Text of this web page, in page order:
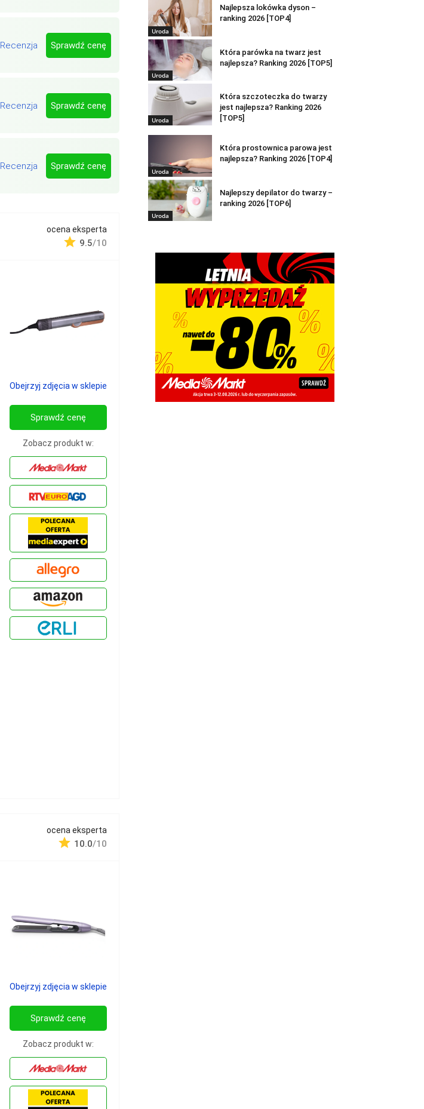
Recenzja Sprawdź cenę
Recenzja Sprawdź cenę
Recenzja Sprawdź cenę
ocena eksperta
9.5/10
Obejrzyj zdjęcia w sklepie
Sprawdź cenę
Zobacz produkt w:
ocena eksperta
10.0/10
Obejrzyj zdjęcia w sklepie
Sprawdź cenę
Zobacz produkt w:
Uroda
Najlepsza lokówka dyson –
ranking 2026 [TOP4]
Uroda
Która parówka na twarz jest
najlepsza? Ranking 2026 [TOP5]
Uroda
Która szczoteczka do twarzy
jest najlepsza? Ranking 2026
[TOP5]
Uroda
Która prostownica parowa jest
najlepsza? Ranking 2026 [TOP4]
Uroda
Najlepszy depilator do twarzy –
ranking 2026 [TOP6]